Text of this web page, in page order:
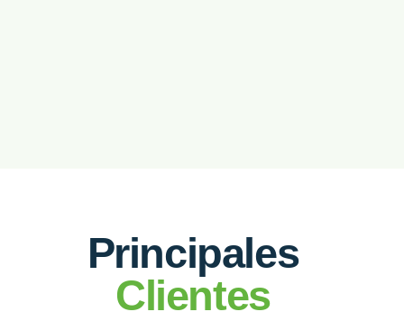
Principales
Clientes